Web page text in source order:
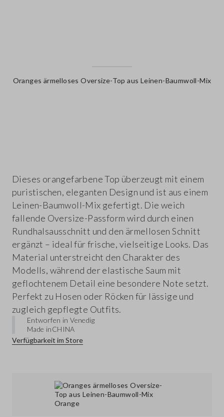
Oranges ärmelloses Oversize-Top aus Leinen-Baumwoll-Mix
Dieses orangefarbene Top überzeugt mit einem
puristischen, eleganten Design und ist aus einem
Leinen-Baumwoll-Mix gefertigt. Die weich
fallende Oversize-Passform wird durch einen
Rundhalsausschnitt und den ärmellosen Schnitt
ergänzt – ideal für frische, vielseitige Looks. Das
Material unterstreicht den Charakter des
Modells, während der elastische Saum mit
geflochtenem Detail eine besondere Note setzt.
Perfekt zu Hosen oder Röcken für lässige und
zugleich gepflegte Outfits.
Entworfen in Venedig
Made inCHINA
Verfügbarkeit im Store